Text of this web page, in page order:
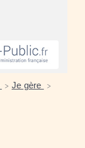
> Je gère >